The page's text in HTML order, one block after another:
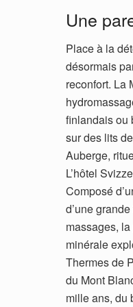
Une
Place à la
désormais
reconfort. La
finlandais ou
sur des lits
Auberge,
L’hôtel
Composé
d’une
massages,
minérale
Thermes de
du Mont
mille ans, du